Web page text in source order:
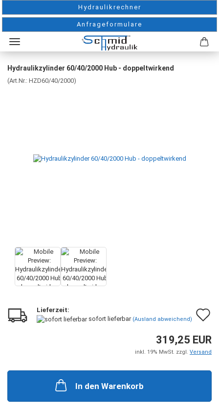
Hydraulikrechner
Anfrageformulare
Hydraulikzylinder 60/40/2000 Hub - doppeltwirkend
(Art.Nr.: HZD60/40/2000)
Lieferzeit:
sofort lieferbar (Ausland abweichend)
319,25 EUR
inkl. 19% MwSt. zzgl. Versand
In den Warenkorb